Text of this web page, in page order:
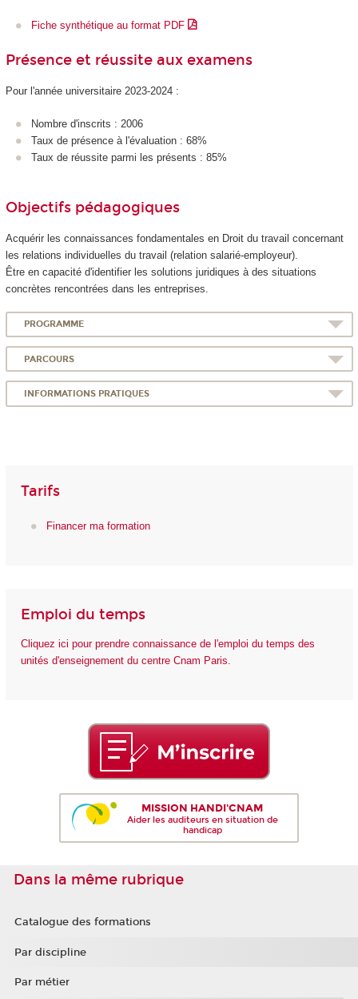
Fiche synthétique au format PDF
Présence et réussite aux examens
Pour l'année universitaire 2023-2024 :
Nombre d'inscrits : 2006
Taux de présence à l'évaluation : 68%
Taux de réussite parmi les présents : 85%
Objectifs pédagogiques
Acquérir les connaissances fondamentales en Droit du travail concernant
les relations individuelles du travail (relation salarié-employeur).
Être en capacité d'identifier les solutions juridiques à des situations
concrètes rencontrées dans les entreprises.
PROGRAMME
PARCOURS
INFORMATIONS PRATIQUES
Tarifs
Financer ma formation
Emploi du temps
Cliquez ici pour prendre connaissance de l'emploi du temps des
unités d'enseignement du centre Cnam Paris.
MISSION HANDI'CNAM
Aider les auditeurs en situation de
handicap
Dans la même rubrique
Catalogue des formations
Par discipline
Par métier